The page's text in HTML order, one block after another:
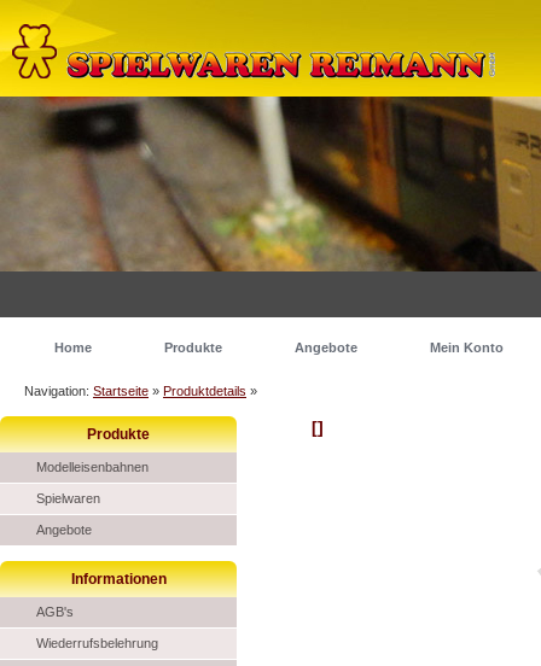
Home Produkte Angebote Mein Konto
Navigation: Startseite » Produktdetails »
Produkte
Modelleisenbahnen
Spielwaren
Angebote
Informationen
AGB's
Wiederrufsbelehrung
[]